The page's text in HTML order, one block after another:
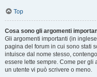
Top
Cosa sono gli argomenti
Gli argomenti importanti (in
pagina del forum in cui sono stati
intuisce dal nome stesso,
essere lette sempre. Come per gli
un utente vi può scrivere o meno.